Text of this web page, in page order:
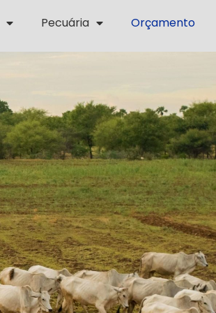
Pecuária Orçamento